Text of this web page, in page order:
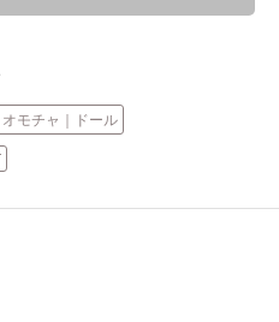
オモチャ｜ドール